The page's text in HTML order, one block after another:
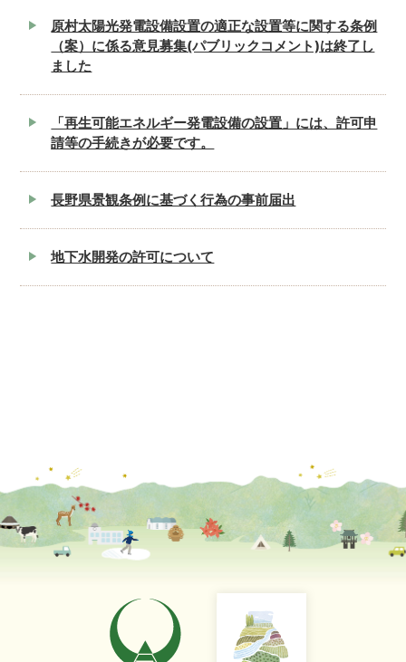
原村太陽光発電設備設置の適正な設置等に関する条例
（案）に係る意見募集(パブリックコメント)は終了し
ました
「再生可能エネルギー発電設備の設置」には、許可申
請等の手続きが必要です。
長野県景観条例に基づく行為の事前届出
地下水開発の許可について